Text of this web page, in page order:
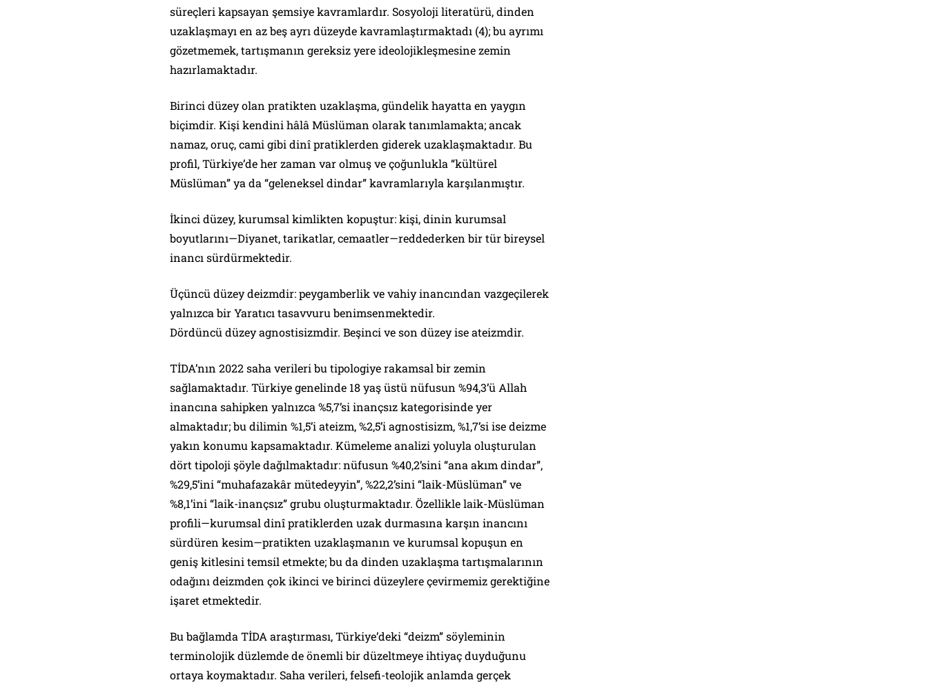
süreçleri kapsayan şemsiye kavramlardır. Sosyoloji literatürü, dinden
uzaklaşmayı en az beş ayrı düzeyde kavramlaştırmaktadı (4); bu ayrımı
gözetmemek, tartışmanın gereksiz yere ideolojikleşmesine zemin
hazırlamaktadır.
Birinci düzey olan pratikten uzaklaşma, gündelik hayatta en yaygın
biçimdir. Kişi kendini hâlâ Müslüman olarak tanımlamakta; ancak
namaz, oruç, cami gibi dinî pratiklerden giderek uzaklaşmaktadır. Bu
profil, Türkiye’de her zaman var olmuş ve çoğunlukla “kültürel
Müslüman” ya da “geleneksel dindar” kavramlarıyla karşılanmıştır.
İkinci düzey, kurumsal kimlikten kopuştur: kişi, dinin kurumsal
boyutlarını—Diyanet, tarikatlar, cemaatler—reddederken bir tür bireysel
inancı sürdürmektedir.
Üçüncü düzey deizmdir: peygamberlik ve vahiy inancından vazgeçilerek
yalnızca bir Yaratıcı tasavvuru benimsenmektedir.
Dördüncü düzey agnostisizmdir. Beşinci ve son düzey ise ateizmdir.
TİDA’nın 2022 saha verileri bu tipologiye rakamsal bir zemin
sağlamaktadır. Türkiye genelinde 18 yaş üstü nüfusun %94,3’ü Allah
inancına sahipken yalnızca %5,7’si inançsız kategorisinde yer
almaktadır; bu dilimin %1,5’i ateizm, %2,5’i agnostisizm, %1,7’si ise deizme
yakın konumu kapsamaktadır. Kümeleme analizi yoluyla oluşturulan
dört tipoloji şöyle dağılmaktadır: nüfusun %40,2’sini “ana akım dindar”,
%29,5’ini “muhafazakâr mütedeyyin”, %22,2’sini “laik-Müslüman” ve
%8,1’ini “laik-inançsız” grubu oluşturmaktadır. Özellikle laik-Müslüman
profili—kurumsal dinî pratiklerden uzak durmasına karşın inancını
sürdüren kesim—pratikten uzaklaşmanın ve kurumsal kopuşun en
geniş kitlesini temsil etmekte; bu da dinden uzaklaşma tartışmalarının
odağını deizmden çok ikinci ve birinci düzeylere çevirmemiz gerektiğine
işaret etmektedir.
Bu bağlamda TİDA araştırması, Türkiye’deki “deizm” söyleminin
terminolojik düzlemde de önemli bir düzeltmeye ihtiyaç duyduğunu
ortaya koymaktadır. Saha verileri, felsefi-teolojik anlamda gerçek